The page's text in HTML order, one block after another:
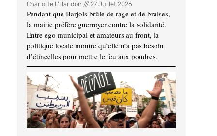
Charlotte L'Haridon 27 Juillet 2026
Pendant que Barjols brûle de rage et de braises,
la mairie préfère guerroyer contre la solidarité.
Entre ego municipal et amateurs au front, la
politique locale montre qu’elle n’a pas besoin
d’étincelles pour mettre le feu aux poudres.